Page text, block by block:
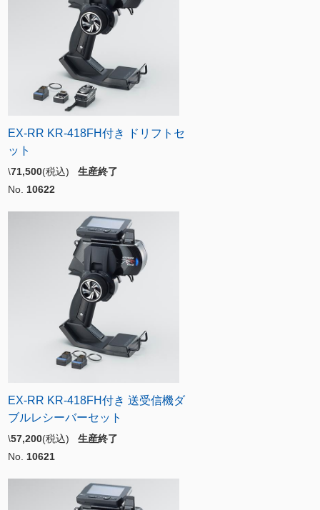
EX-RR KR-418FH付き ドリフトセ
ット
\71,500(税込) 生産終了
No. 10622
EX-RR KR-418FH付き 送受信機ダ
ブルレシーバーセット
\57,200(税込) 生産終了
No. 10621